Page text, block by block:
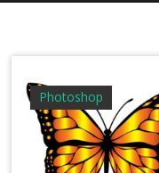
Photoshop